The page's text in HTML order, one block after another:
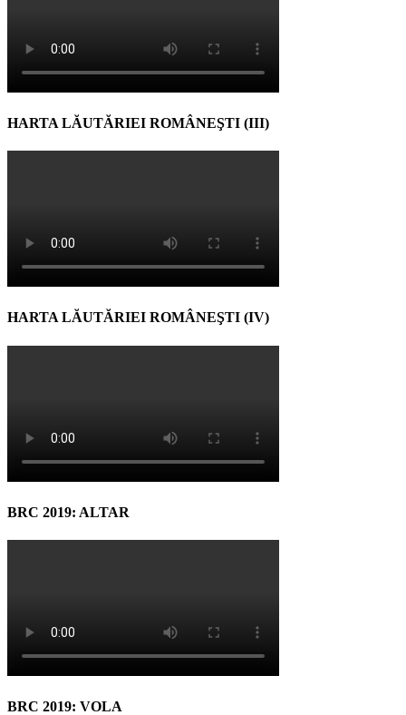
HARTA LĂUTĂRIEI ROMÂNEŞTI (III)
HARTA LĂUTĂRIEI ROMÂNEŞTI (IV)
BRC 2019: ALTAR
BRC 2019: VOLA